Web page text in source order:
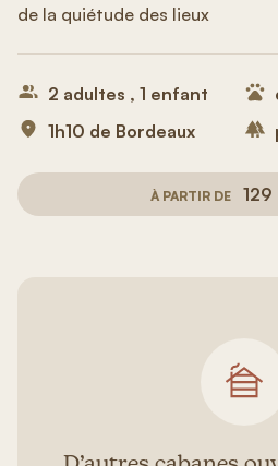
de la quiétude des lieux
2 adultes , 1 enfant
1h10 de Bordeaux
À PARTIR DE